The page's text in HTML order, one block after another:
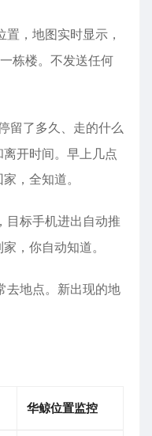
置，地图实时显示，
栋楼。不发送任何
留了多久、走的什么
开时间。早上几点
，全知道。
目标手机进出自动推
，你自动知道。
去地点。新出现的地
华鲸位置监控